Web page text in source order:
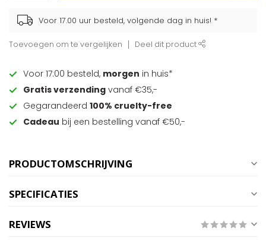
Voor 17.00 uur besteld, volgende dag in huis! *
Toevoegen om te vergelijken Deel dit product
Voor 17:00 besteld, morgen in huis*
Gratis verzending vanaf €35,-
Gegarandeerd 100% cruelty-free
Cadeau bij een bestelling vanaf €50,-
PRODUCTOMSCHRIJVING
SPECIFICATIES
REVIEWS